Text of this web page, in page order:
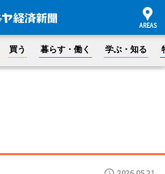
買う 暮らす・働く 学ぶ・知る